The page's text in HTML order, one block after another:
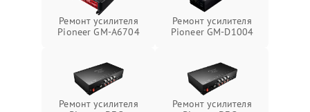
Ремонт усилителя
Pioneer GM-A6704
Ремонт усилителя
Pioneer GM-D1004
Ремонт усилителя
Ремонт усилителя